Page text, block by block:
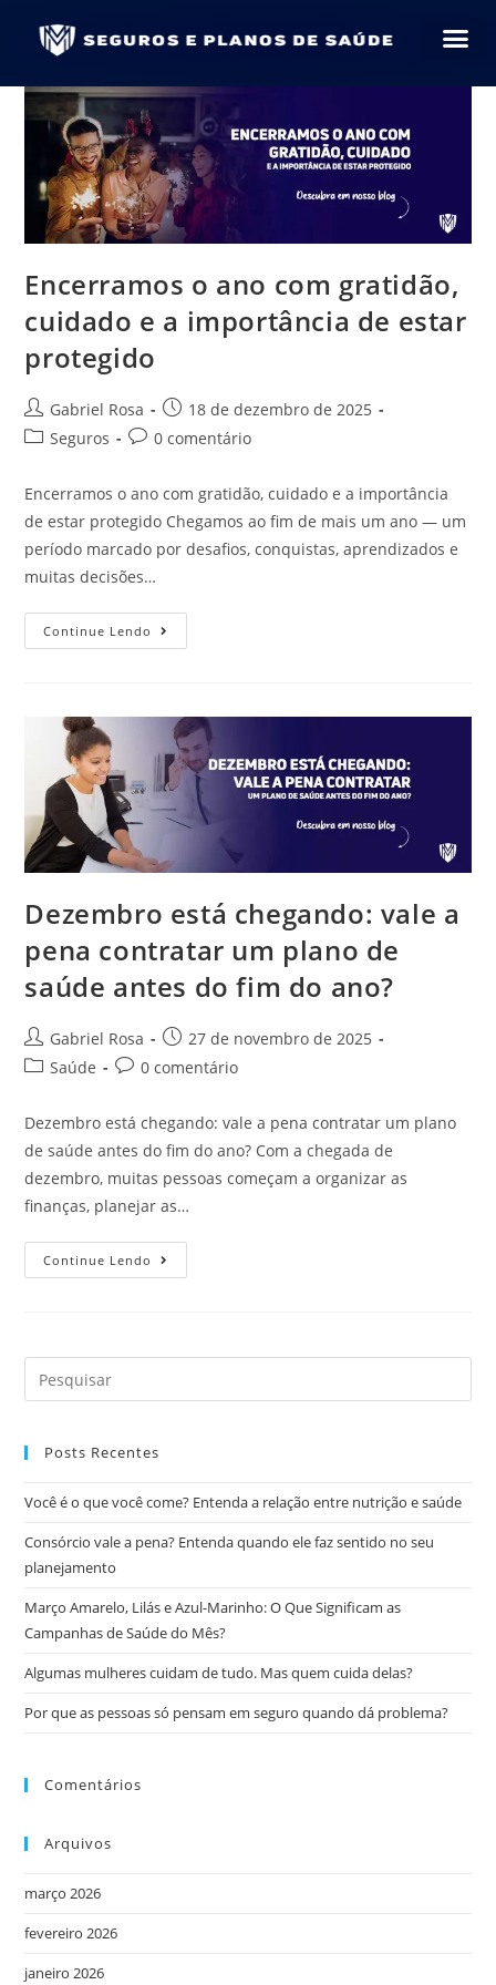
Encerramos o ano com gratidão,
cuidado e a importância de estar
protegido
Gabriel Rosa
18 de dezembro de 2025
Seguros
0 comentário
Encerramos o ano com gratidão, cuidado e a importância
de estar protegido Chegamos ao fim de mais um ano — um
período marcado por desafios, conquistas, aprendizados e
muitas decisões…
Continue Lendo
Dezembro está chegando: vale a
pena contratar um plano de
saúde antes do fim do ano?
Gabriel Rosa
27 de novembro de 2025
Saúde
0 comentário
Dezembro está chegando: vale a pena contratar um plano
de saúde antes do fim do ano? Com a chegada de
dezembro, muitas pessoas começam a organizar as
finanças, planejar as…
Continue Lendo
Posts Recentes
Você é o que você come? Entenda a relação entre nutrição e saúde
Consórcio vale a pena? Entenda quando ele faz sentido no seu
planejamento
Março Amarelo, Lilás e Azul-Marinho: O Que Significam as
Campanhas de Saúde do Mês?
Algumas mulheres cuidam de tudo. Mas quem cuida delas?
Por que as pessoas só pensam em seguro quando dá problema?
Comentários
Arquivos
março 2026
fevereiro 2026
janeiro 2026